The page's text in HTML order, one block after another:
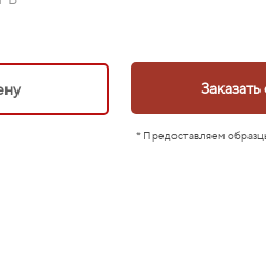
* Предоставляем